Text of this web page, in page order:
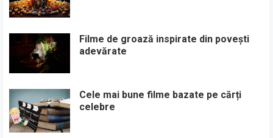
Filme de groază inspirate din povești
adevărate
Cele mai bune filme bazate pe cărți
celebre